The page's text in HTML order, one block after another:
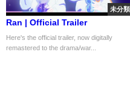
未分類
Ran | Official Trailer
Here's the official trailer, now digitally
remastered to the drama/war...